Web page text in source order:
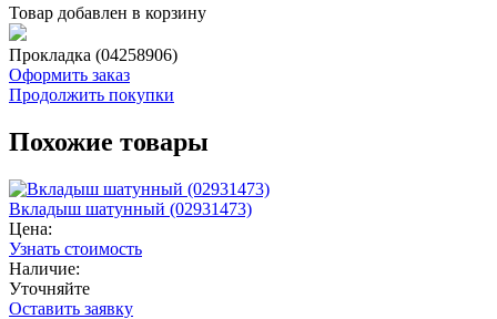
Товар добавлен в корзину
Прокладка (04258906)
Оформить заказ
Продолжить покупки
Похожие товары
Вкладыш шатунный (02931473)
Цена:
Узнать стоимость
Наличие:
Уточняйте
Оставить заявку